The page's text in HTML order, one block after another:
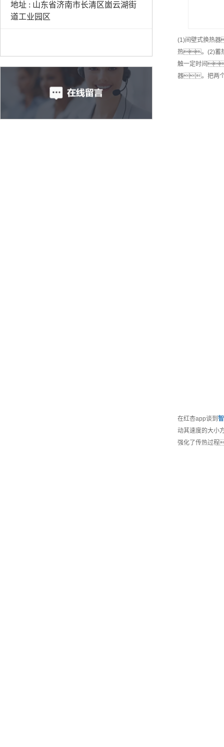
地址 : 山东省济南市长清区崮云湖街
道工业园区
(1)间壁式换热
热。(2)蓄
触一定时间
器。把两
在红杏app谈到
动其速度的大
强化了传热过